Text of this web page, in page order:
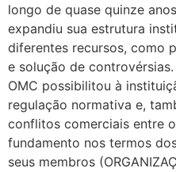
longo de quase quinze
expandiu sua estrutura
diferentes recursos, como
e solução de
OMC possibilitou à
regulação normativa e,
conflitos comerciais entre
fundamento nos termos
seus membros